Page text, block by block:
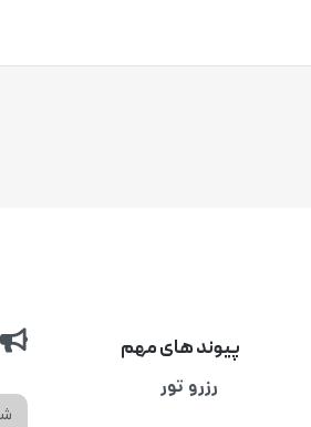
پیوند های مهم
رزرو تور